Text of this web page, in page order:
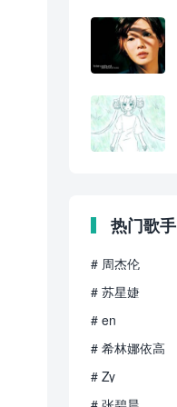
热门歌手
# 周杰伦
# 苏星婕
# en
# 希林娜依高
# Zy